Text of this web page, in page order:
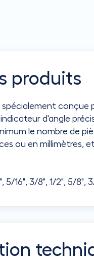
produits
conçue
d'angle
le nombre de
ou en millimètres,
16", 3/8", 1/2", 5/8",